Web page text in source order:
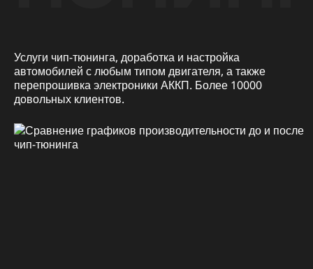
Услуги чип-тюнинга, доработка и настройка
автомобилей с любым типом двигателя, а также
перепрошивка электроники АККП. Более 10000
довольных клиентов.